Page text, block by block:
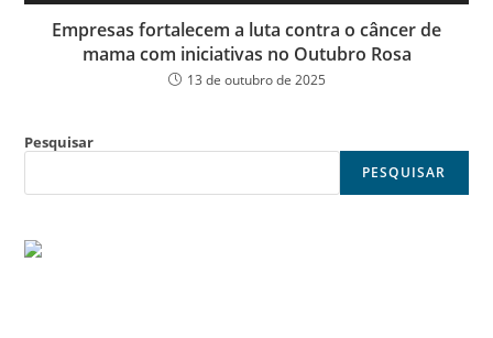
Empresas fortalecem a luta contra o câncer de
mama com iniciativas no Outubro Rosa
13 de outubro de 2025
Pesquisar
PESQUISAR